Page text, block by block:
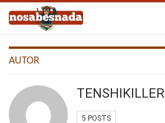
AUTOR
TENSHIKILLER
5 POSTS